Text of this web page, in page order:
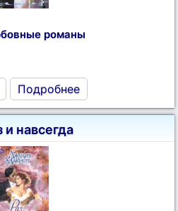
романы
Подробнее
и навсегда